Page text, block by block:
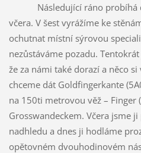
Následující ráno probíhá
včera. V šest vyrážíme ke
ochutnat místní sýrovou
nezůstáváme pozadu.
že za námi také dorazí a něco
chceme dát Goldfingerkante
na 150ti metrovou věž – Finger
Grosswandeckem. Včera jsme
nadhledu a dnes ji hodláme
opětovném dvouhodinovém